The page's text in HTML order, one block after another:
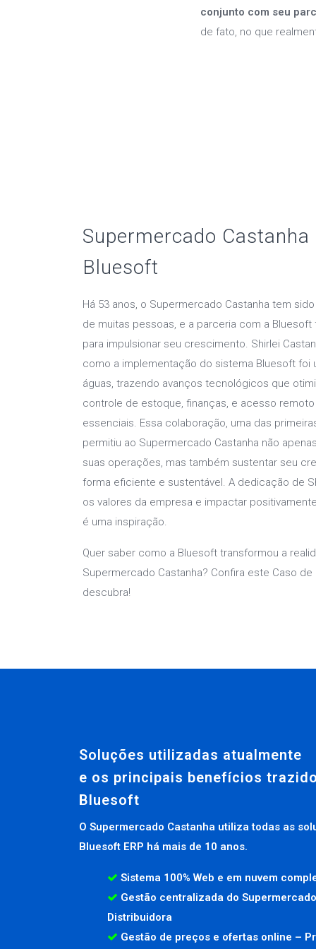
conjunto com seu
de fato, no que
Supermercado Castanha
Bluesoft
Há 53 anos, o Supermercado Castanha tem
de muitas pessoas, e a parceria com a Bluesoft
para impulsionar seu crescimento. Shirlei
como a implementação do sistema Bluesoft foi
águas, trazendo avanços tecnológicos que
controle de estoque, finanças, e acesso
essenciais. Essa colaboração, uma das
permitiu ao Supermercado Castanha não
suas operações, mas também sustentar seu
forma eficiente e sustentável. A dedicação de
os valores da empresa e impactar
é uma inspiração.
Quer saber como a Bluesoft transformou a
Supermercado Castanha? Confira este Caso
descubra!
Soluções utilizadas atualmente
e os principais benefícios
Bluesoft
O Supermercado Castanha utiliza todas as
Bluesoft ERP há mais de 10 anos.
Sistema 100% Web e em nuvem
Gestão centralizada do
Distribuidora
Gestão de preços e ofertas online –